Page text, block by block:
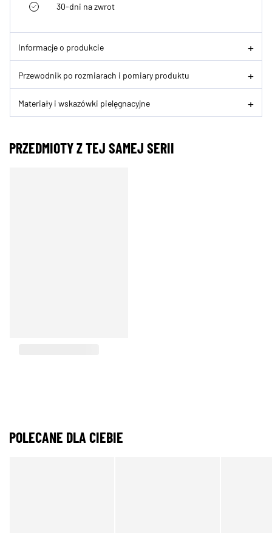
30-dni na zwrot
Informacje o produkcie
Przewodnik po rozmiarach i pomiary produktu
Materiały i wskazówki pielęgnacyjne
PRZEDMIOTY Z TEJ SAMEJ SERII
POLECANE DLA CIEBIE